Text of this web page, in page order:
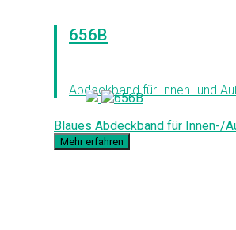
656B
Abdeckband für Innen- und
Blaues Abdeckband für Innen-/
Mehr erfahren